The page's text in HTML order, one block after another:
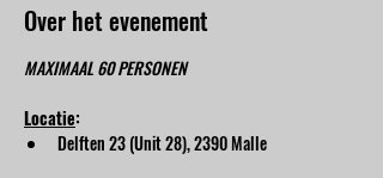
Over het evenement
MAXIMAAL 60 PERSONEN
Locatie:
Delften 23 (Unit 28), 2390 Malle